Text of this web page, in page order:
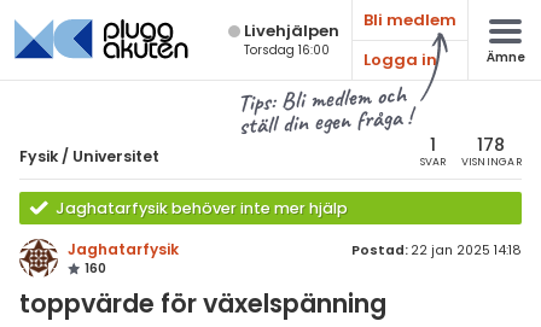
Live­hjälpen
Torsdag 16:00
Bli medlem
Logga in
Ämne
Tips: Bli medlem och
ställ din egen fråga !
Fysik / Universitet 1
SVAR
178
VISNINGAR
Jaghatarfysik behöver inte mer hjälp
Jaghatarfysik
160
Postad: 22 jan 2025 14:18
toppvärde för växelspänning
Alla ämnen
Fysik
Alla trådar
Grundskola
Fysik 2
& Bygg